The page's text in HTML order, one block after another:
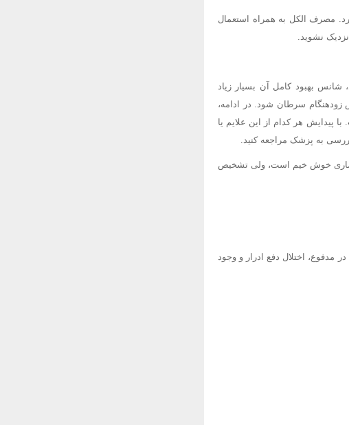
مصرف الکل به همراه استعمال
نشوید.
بهبود کامل آن بسیار زیاد
سرطان شود. در ادامه،
پیدایش هر کدام از این علایم یا
به پزشک مراجعه کنید.
خوش خیم است، ولی تشخیص
مدفوع، اختلال دفع ادرار و وجود